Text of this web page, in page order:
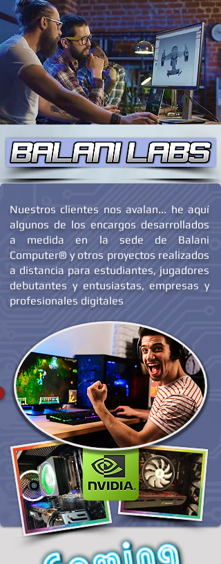
Nuestros clientes nos avalan... he aquí
algunos de los encargos desarrollados
a medida en la sede de Balani
Computer® y otros proyectos realizados
a distancia para estudiantes, jugadores
debutantes y entusiastas, empresas y
profesionales digitales